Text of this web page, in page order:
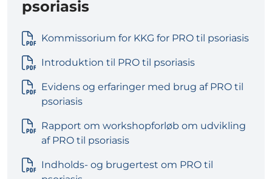
psoriasis
Kommissorium for KKG for PRO til psoriasis
Introduktion til PRO til psoriasis
Evidens og erfaringer med brug af PRO til
psoriasis
Rapport om workshopforløb om udvikling
af PRO til psoriasis
Indholds- og brugertest om PRO til